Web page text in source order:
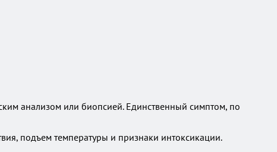
анализом или биопсией. Единственный симптом, по
подъем температуры и признаки интоксикации.